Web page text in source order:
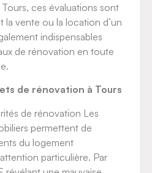
ces évaluations sont
la vente ou la location d’un
indispensables
de rénovation en toute
de rénovation à Tours
de rénovation Les
permettent de
du logement
particulière. Par